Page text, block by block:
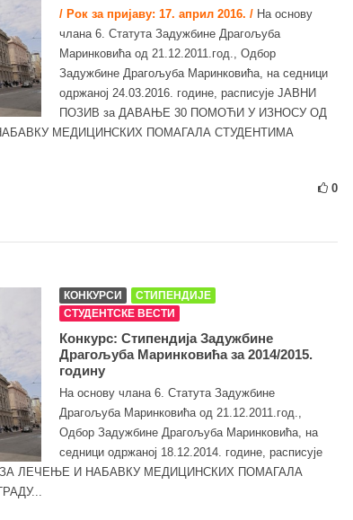
/ Рок за пријаву: 17. април 2016. / На основу
члана 6. Статута Задужбине Драгољуба
Маринковића од 21.12.2011.год., Одбор
Задужбине Драгољуба Маринковића, на сeдници
одржаној 24.03.2016. године, расписује ЈАВНИ
ПОЗИВ за ДАВАЊЕ 30 ПОМОЋИ У ИЗНОСУ ОД
МЕДИЦИНСКИХ ПОМАГАЛА СТУДЕНТИМА
0
КОНКУРСИ
СТИПЕНДИЈЕ
СТУДЕНТСКЕ ВЕСТИ
Конкурс: Стипендија Задужбине
Драгољуба Маринковића за 2014/2015.
годину
На основу члана 6. Статута Задужбине
Драгољуба Маринковића од 21.12.2011.год.,
Одбор Задужбине Драгољуба Маринковића, на
сeдници одржаној 18.12.2014. године, расписује
ЛЕЧЕЊЕ И НАБАВКУ МЕДИЦИНСКИХ ПОМАГАЛА